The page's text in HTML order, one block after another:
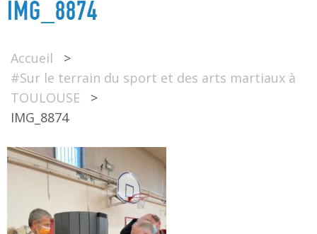
MA CANDIDATURE 2024
DÉPUTÉ 2017 – 2022
MES ACTIONS 2017 – 2022
IMG_8874
Accueil
>
#Sur le terrain du sport et des arts martiaux à
TOULOUSE
>
IMG_8874